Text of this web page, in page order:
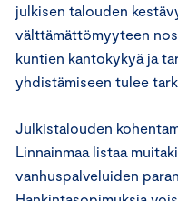
julkisen talouden
välttämättömyyteen
kuntien kantokykyä ja
yhdistämiseen tulee
Julkistalouden
Linnainmaa listaa
vanhuspalveluiden